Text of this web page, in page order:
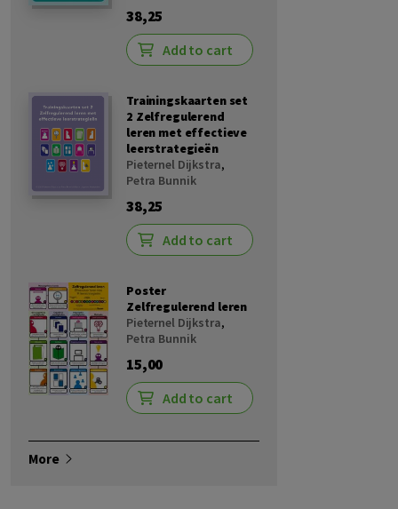
38,25
Add to cart
Trainingskaarten set
2 Zelfregulerend
leren met effectieve
leerstrategieën
Pieternel Dijkstra,
Petra Bunnik
38,25
Add to cart
Poster
Zelfregulerend leren
Pieternel Dijkstra,
Petra Bunnik
15,00
Add to cart
More